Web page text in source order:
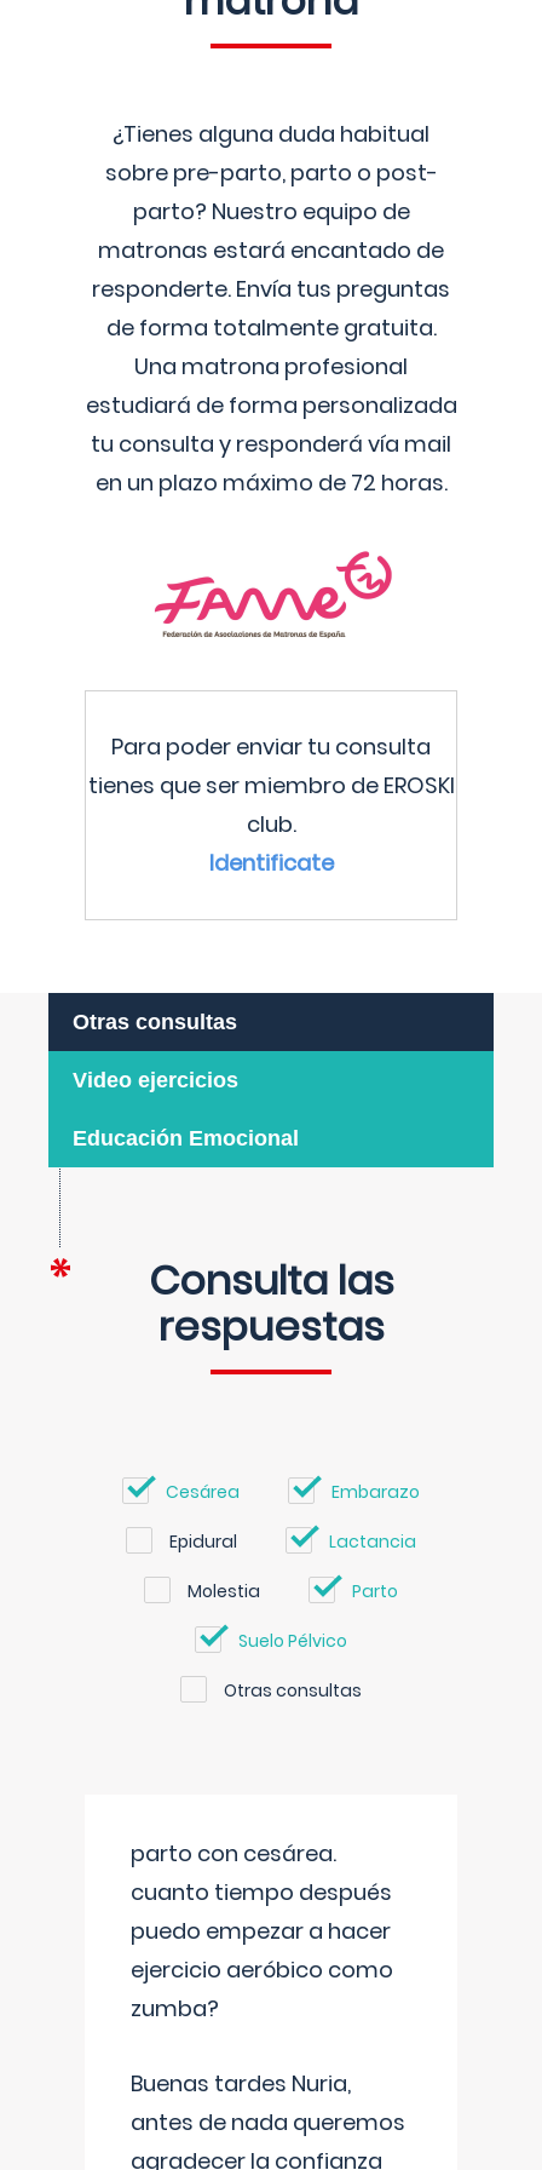
¿Tienes alguna duda habitual
sobre pre-parto, parto o post-
parto? Nuestro equipo de
matronas estará encantado de
responderte. Envía tus preguntas
de forma totalmente gratuita.
Una matrona profesional
estudiará de forma personalizada
tu consulta y responderá vía mail
en un plazo máximo de 72 horas.
Para poder enviar tu consulta
tienes que ser miembro de EROSKI
club.
Identificate
Otras consultas
Video ejercicios
Educación Emocional
Consulta las
respuestas
Cesárea Embarazo
Epidural Lactancia
Molestia Parto
Suelo Pélvico
Otras consultas
parto con cesárea.
cuanto tiempo después
puedo empezar a hacer
ejercicio aeróbico como
zumba?
Buenas tardes Nuria,
antes de nada queremos
agradecer la confianza